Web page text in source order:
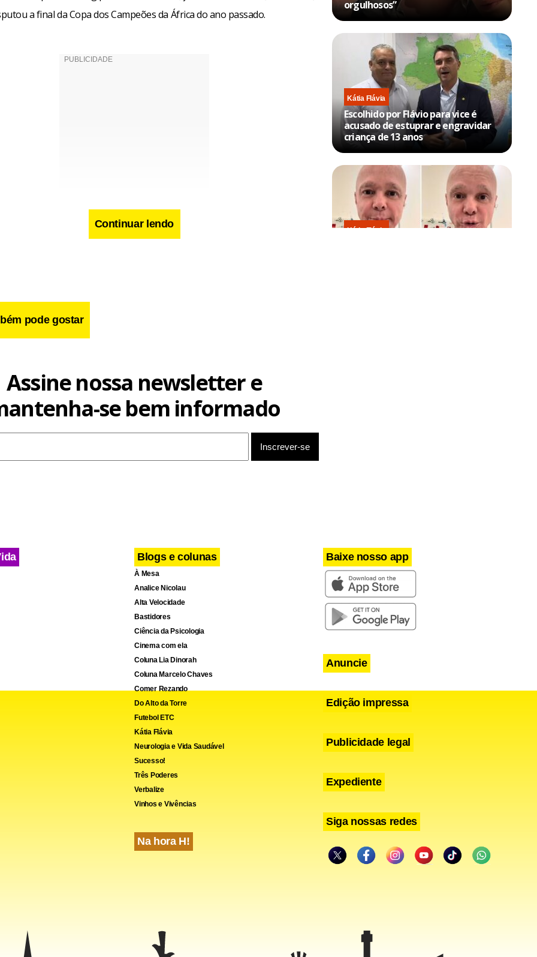
a final da Copa dos Campeões da África do ano passado.
Continuar lendo
pode gostar
orgulhosos”
Kátia Flávia
Escolhido por Flávio para vice é
acusado de estuprar e engravidar
criança de 13 anos
Kátia Flávia
Assine nossa newsletter e
se bem informado
Blogs e colunas
À Mesa
Analice Nicolau
Alta Velocidade
Bastidores
Ciência da Psicologia
Cinema com ela
Coluna Lia Dinorah
Coluna Marcelo Chaves
Comer Rezando
Do Alto da Torre
Futebol ETC
Kátia Flávia
Neurologia e Vida Saudável
Sucesso!
Três Poderes
Verbalize
Vinhos e Vivências
Na hora H!
Baixe nosso app
Anuncie
Edição impressa
Publicidade legal
Expediente
Siga nossas redes